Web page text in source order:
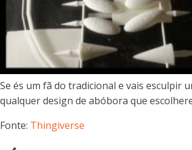
Se és um fã do tradicional e vais esculpir
qualquer design de abóbora que
Fonte: Thingiverse